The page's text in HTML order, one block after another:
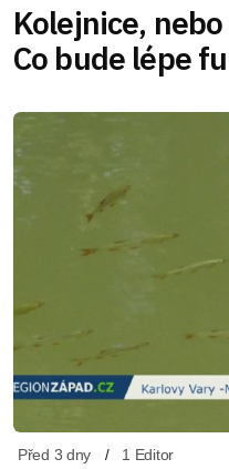
Kolejnice,
Co bude lépe
Před 3 dny 1 Editor